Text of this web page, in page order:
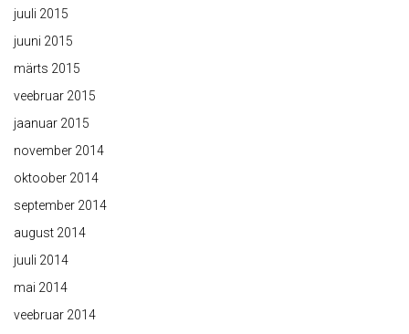
juuli 2015
juuni 2015
märts 2015
veebruar 2015
jaanuar 2015
november 2014
oktoober 2014
september 2014
august 2014
juuli 2014
mai 2014
veebruar 2014